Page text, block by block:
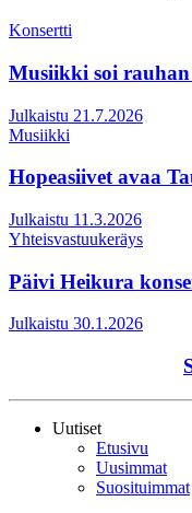
Konsertti
Musiikki soi
Julkaistu 21.7.2026
Musiikki
Hopeasiivet avaa
Julkaistu 11.3.2026
Yhteisvastuukeräys
Päivi Heikura
Julkaistu 30.1.2026
Uutiset
Etusivu
Uusimmat
Suosituimmat